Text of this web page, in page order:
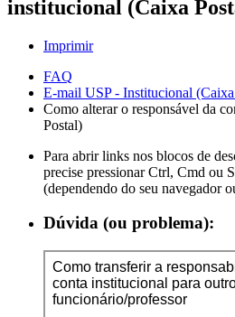
institucional (Caixa
Imprimir
FAQ
E-mail USP - Institucional
Como alterar o responsável da
Postal)
Para abrir links nos blocos de
precise pressionar Ctrl, Cmd ou
(dependendo do seu navegador
Dúvida (ou problema):